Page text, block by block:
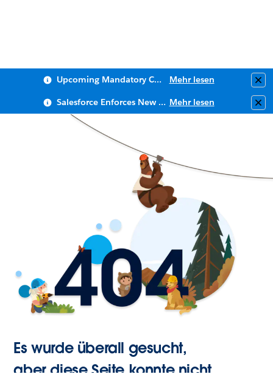
Upcoming Mandatory Changes to Public Key Infrastructure (PKI) Mehr lesen
Salesforce Enforces New Security Requirements in Summer 2026 Mehr lesen
Es wurde überall gesucht,
aber diese Seite konnte nicht